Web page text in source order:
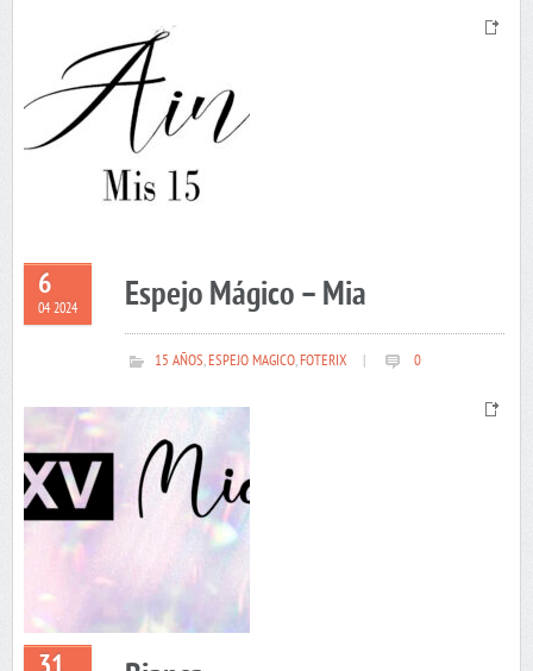
6
04 2024 Espejo Mágico – Mia
15 AÑOS,ESPEJO MAGICO,FOTERIX 0